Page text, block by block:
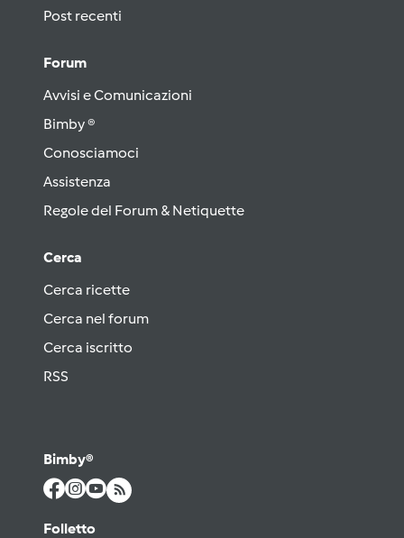
Post recenti
Forum
Avvisi e Comunicazioni
Bimby ®
Conosciamoci
Assistenza
Regole del Forum & Netiquette
Cerca
Cerca ricette
Cerca nel forum
Cerca iscritto
RSS
Bimby®
Folletto